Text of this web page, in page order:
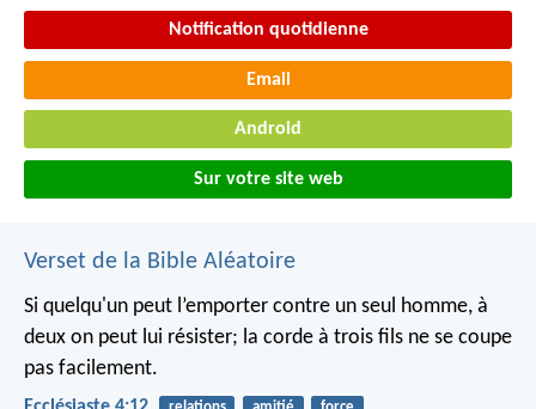
Notification quotidienne
Email
Android
Sur votre site web
Verset de la Bible Aléatoire
Si quelqu'un peut l’emporter contre un seul homme, à
deux on peut lui résister; la corde à trois fils ne se coupe
pas facilement.